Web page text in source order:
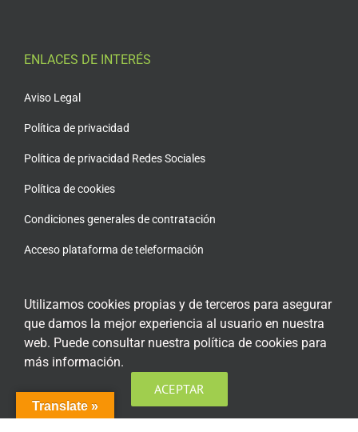
ENLACES DE INTERÉS
Aviso Legal
Política de privacidad
Política de privacidad Redes Sociales
Política de cookies
Condiciones generales de contratación
Acceso plataforma de teleformación
ENCUÉNTRANOS EN LAS REDES SOCIALES
Translate »
Utilizamos cookies propias y de terceros para asegurar
que damos la mejor experiencia al usuario en nuestra
web. Puede consultar nuestra política de cookies para
más información.
ACEPTAR